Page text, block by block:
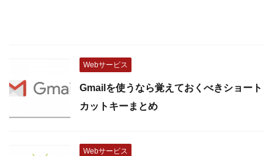
Webサービス
Gmailを使うなら覚えておくべきショート
カットキーまとめ
Webサービス